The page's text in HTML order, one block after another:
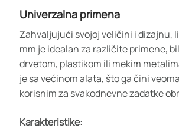
Univerzalna primena
Zahvaljujući svojoj veličini i dizajnu,
mm je idealan za različite primene,
drvetom, plastikom ili mekim
je sa većinom alata, što ga čini
korisnim za svakodnevne zadatke
Karakteristike: